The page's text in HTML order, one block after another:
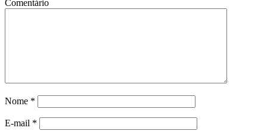
Comentário
Nome *
E-mail *